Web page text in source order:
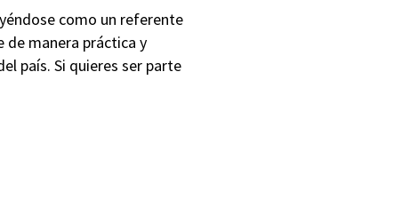
como un referente
de manera práctica y
país. Si quieres ser parte